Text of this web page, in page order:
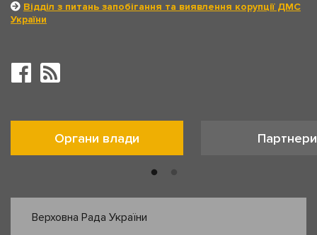
Відділ з питань запобігання та виявлення корупції ДМС
України
Органи влади Партнери
Верховна Рада України